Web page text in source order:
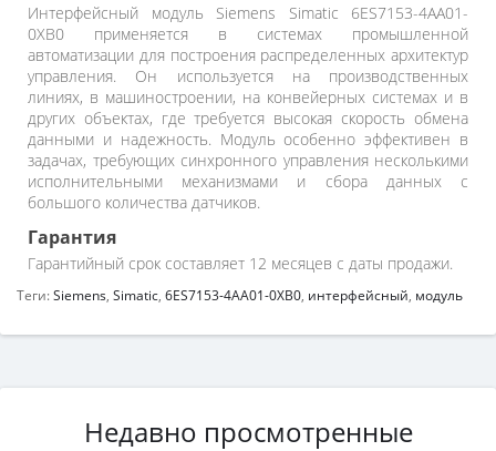
Интерфейсный модуль Siemens Simatic 6ES7153-4AA01-
0XB0 применяется в системах промышленной
автоматизации для построения распределенных архитектур
управления. Он используется на производственных
линиях, в машиностроении, на конвейерных системах и в
других объектах, где требуется высокая скорость обмена
данными и надежность. Модуль особенно эффективен в
задачах, требующих синхронного управления несколькими
исполнительными механизмами и сбора данных с
большого количества датчиков.
Гарантия
Гарантийный срок составляет 12 месяцев с даты продажи.
Теги:Siemens, Simatic, 6ES7153-4AA01-0XB0, интерфейсный, модуль
Недавно просмотренные